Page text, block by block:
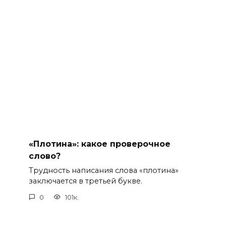
«Плотина»: какое проверочное
слово?
Трудность написания слова «плотина»
заключается в третьей букве.
0 101к.